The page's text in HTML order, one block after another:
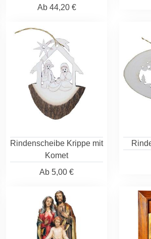
Ab44,20 €
Rindenscheibe Krippe mit
Komet
Ab 5,00 €